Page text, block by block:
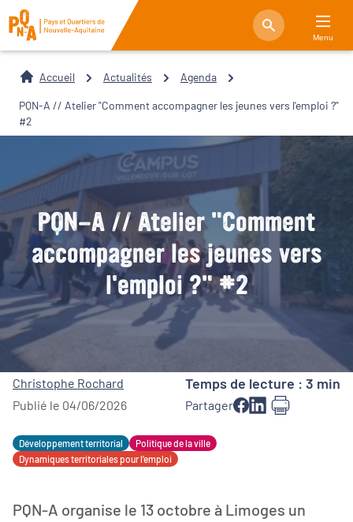
Menu
Accueil Actualités Agenda
PQN-A // Atelier "Comment accompagner les jeunes vers l'emploi ?"
#2
PQN-A // Atelier "Comment
accompagner les jeunes vers
l'emploi ?" #2
Christophe Rochard
Publié le 04/06/2026
Temps de lecture : 3 min
Partager
Développement territorial
Politique de la ville
Dynamiques territoriales pour l’emploi
PQN-A organise le 13 octobre à Limoges un